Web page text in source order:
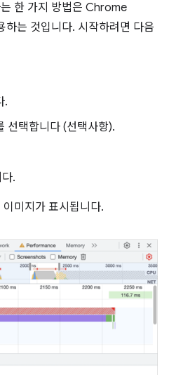
한 가지 방법은 Chrome
는 것입니다. 시작하려면 다음
.
선택합니다 (선택사항).
.
미지가 표시됩니다.